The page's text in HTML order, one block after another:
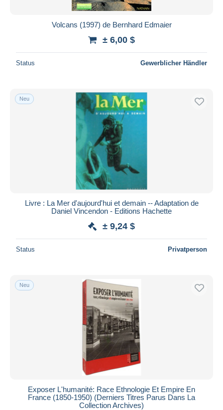
Volcans (1997) de Bernhard Edmaier
± 6,00 $
Status Gewerblicher Händler
Neu
Livre : La Mer d'aujourd'hui et demain -- Adaptation de
Daniel Vincendon - Editions Hachette
± 9,24 $
Status Privatperson
Neu
Exposer L'humanité: Race Ethnologie Et Empire En
France (1850-1950) (Derniers Titres Parus Dans La
Collection Archives)